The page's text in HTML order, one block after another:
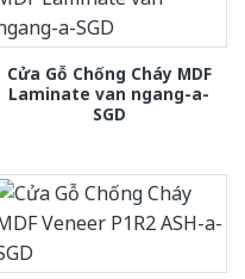
Cửa Gỗ Chống Cháy MDF
Laminate van ngang-a-
SGD